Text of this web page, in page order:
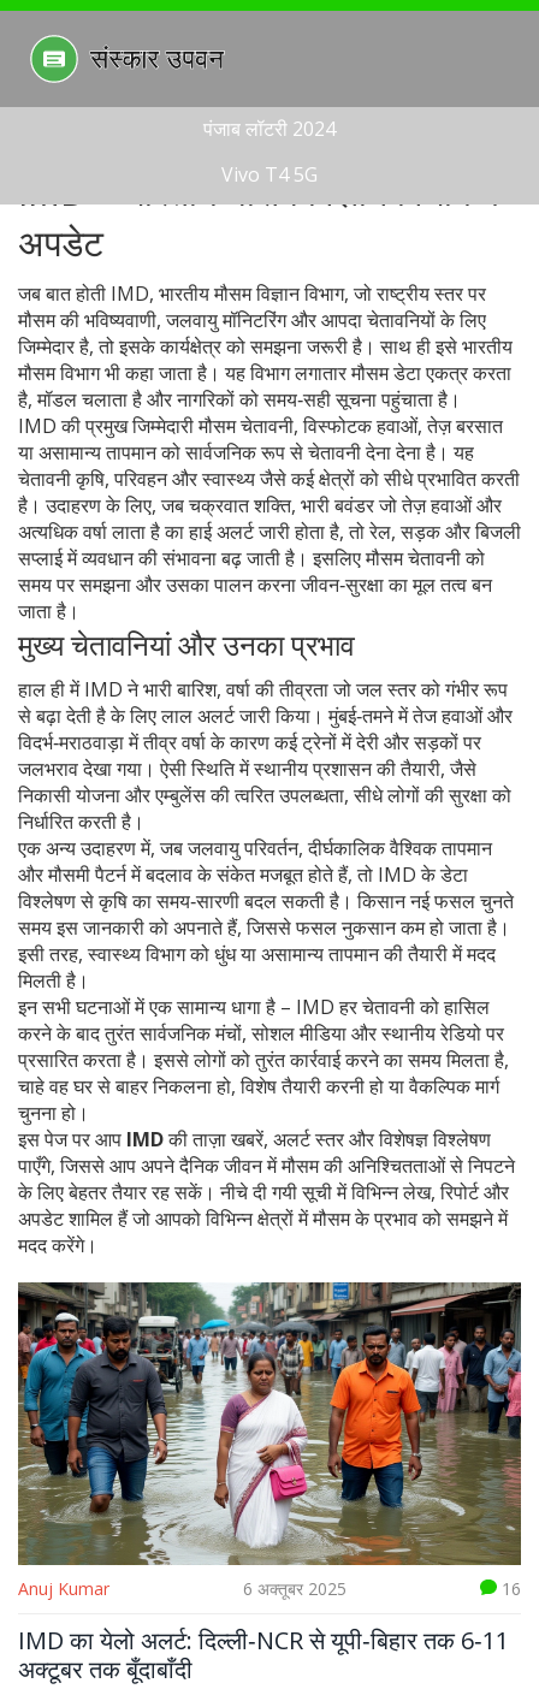
पंजाब लॉटरी 2024
Vivo T4 5G
IMD – भारतीय मौसम विज्ञान विभाग के
अपडेट
जब बात होती IMD, भारतीय मौसम विज्ञान विभाग, जो राष्ट्रीय स्तर पर
मौसम की भविष्यवाणी, जलवायु मॉनिटरिंग और आपदा चेतावनियों के लिए
जिम्मेदार है, तो इसके कार्यक्षेत्र को समझना जरूरी है। साथ ही इसेभारतीय
मौसम विभागभी कहा जाता है। यह विभाग लगातार मौसम डेटा एकत्र करता
है, मॉडल चलाता है और नागरिकों को समय‑सही सूचना पहुंचाता है।
IMD की प्रमुख जिम्मेदारीमौसम चेतावनी,विस्फोटक हवाओं, तेज़ बरसात
या असामान्य तापमान को सार्वजनिक रूप से चेतावनी देनादेना है। यह
चेतावनी कृषि, परिवहन और स्वास्थ्य जैसे कई क्षेत्रों को सीधे प्रभावित करती
है। उदाहरण के लिए, जबचक्रवात शक्ति, भारी बवंडर जो तेज़ हवाओं और
अत्यधिक वर्षा लाता हैका हाई अलर्ट जारी होता है, तो रेल, सड़क और बिजली
सप्लाई में व्यवधान की संभावना बढ़ जाती है। इसलिए मौसम चेतावनी को
समय पर समझना और उसका पालन करना जीवन‑सुरक्षा का मूल तत्व बन
जाता है।
मुख्य चेतावनियां और उनका प्रभाव
हाल ही में IMD नेभारी बारिश,वर्षा की तीव्रता जो जल स्तर को गंभीर रूप
से बढ़ा देती हैके लिए लाल अलर्ट जारी किया। मुंबई‑तमने में तेज हवाओं और
विदर्भ‑मराठवाड़ा में तीव्र वर्षा के कारण कई ट्रेनों में देरी और सड़कों पर
जलभराव देखा गया। ऐसी स्थिति में स्थानीय प्रशासन की तैयारी, जैसे
निकासी योजना और एम्बुलेंस की त्वरित उपलब्धता, सीधे लोगों की सुरक्षा को
निर्धारित करती है।
एक अन्य उदाहरण में, जबजलवायु परिवर्तन,दीर्घकालिक वैश्विक तापमान
और मौसमी पैटर्न में बदलावके संकेत मजबूत होते हैं, तो IMD के डेटा
विश्लेषण से कृषि का समय‑सारणी बदल सकती है। किसान नई फसल चुनते
समय इस जानकारी को अपनाते हैं, जिससे फसल नुकसान कम हो जाता है।
इसी तरह, स्वास्थ्य विभाग को धुंध या असामान्य तापमान की तैयारी में मदद
मिलती है।
इन सभी घटनाओं में एक सामान्य धागा है – IMD हर चेतावनी को हासिल
करने के बाद तुरंत सार्वजनिक मंचों, सोशल मीडिया और स्थानीय रेडियो पर
प्रसारित करता है। इससे लोगों को तुरंत कार्रवाई करने का समय मिलता है,
चाहे वह घर से बाहर निकलना हो, विशेष तैयारी करनी हो या वैकल्पिक मार्ग
चुनना हो।
इस पेज पर आप IMDकी ताज़ा खबरें, अलर्ट स्तर और विशेषज्ञ विश्लेषण
पाएँगे, जिससे आप अपने दैनिक जीवन में मौसम की अनिश्चितताओं से निपटने
के लिए बेहतर तैयार रह सकें। नीचे दी गयी सूची में विभिन्न लेख, रिपोर्ट और
अपडेट शामिल हैं जो आपको विभिन्न क्षेत्रों में मौसम के प्रभाव को समझने में
मदद करेंगे।
Anuj Kumar 6 अक्तूबर 2025 16
IMD का येलो अलर्ट: दिल्ली‑NCR से यूपी‑बिहार तक 6‑11
अक्टूबर तक बूँदाबाँदी